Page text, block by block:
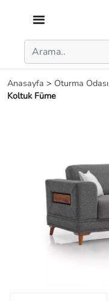
Anasayfa > Oturma Odası
Koltuk Füme